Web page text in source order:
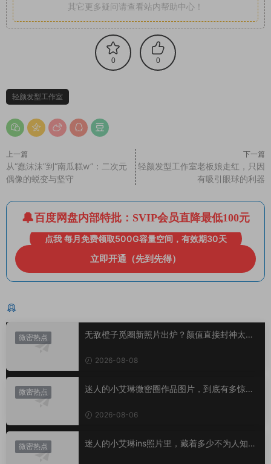
其它更多疑问请查看站内帮助中心！
0 0
轻颜发型工作室
上一篇
从“蠢沫沫”到“南瓜糕w”：二次元
偶像的蜕变与坚守
下一篇
轻颜发型工作室老板娘走红，只因
有吸引眼球的利器
百度网盘内部特批：SVIP会员直降最低100元
点我 每月免费领取500G容量空间，有效期30天
立即开通（先到先得）
微密热点
无敌橙子觅圈新照片出炉？颜值直接封神太惊
2026-08-08
微密热点
迷人的小艾琳微密圈作品图片，到底有多惊
2026-08-06
微密热点
迷人的小艾琳ins照片里，藏着多少不为人知的